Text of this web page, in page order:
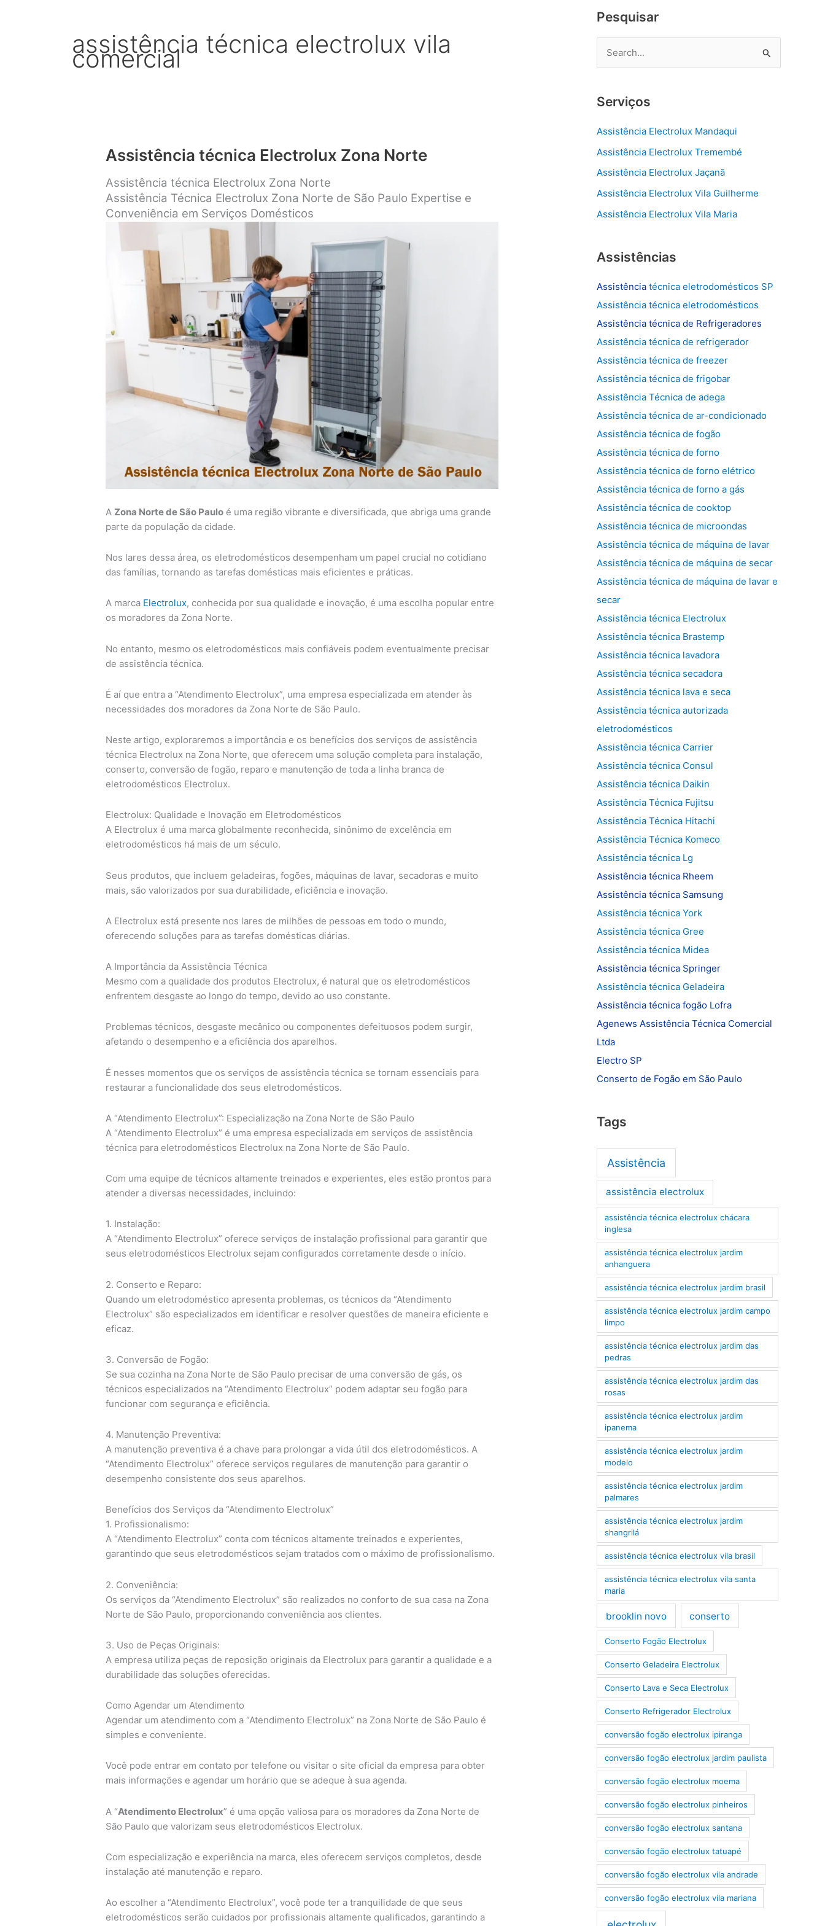
assistência técnica electrolux vila
comercial
Assistência técnica Electrolux Zona Norte
Assistência técnica Electrolux Zona Norte
Assistência Técnica Electrolux Zona Norte de São Paulo Expertise e
Conveniência em Serviços Domésticos
A Zona Norte de São Paulo é uma região vibrante e diversificada, que abriga uma grande
parte da população da cidade.
Nos lares dessa área, os eletrodomésticos desempenham um papel crucial no cotidiano
das famílias, tornando as tarefas domésticas mais eficientes e práticas.
A marca Electrolux, conhecida por sua qualidade e inovação, é uma escolha popular entre
os moradores da Zona Norte.
No entanto, mesmo os eletrodomésticos mais confiáveis podem eventualmente precisar
de assistência técnica.
É aí que entra a “Atendimento Electrolux”, uma empresa especializada em atender às
necessidades dos moradores da Zona Norte de São Paulo.
Neste artigo, exploraremos a importância e os benefícios dos serviços de assistência
técnica Electrolux na Zona Norte, que oferecem uma solução completa para instalação,
conserto, conversão de fogão, reparo e manutenção de toda a linha branca de
eletrodomésticos Electrolux.
Electrolux: Qualidade e Inovação em Eletrodomésticos
A Electrolux é uma marca globalmente reconhecida, sinônimo de excelência em
eletrodomésticos há mais de um século.
Seus produtos, que incluem geladeiras, fogões, máquinas de lavar, secadoras e muito
mais, são valorizados por sua durabilidade, eficiência e inovação.
A Electrolux está presente nos lares de milhões de pessoas em todo o mundo,
oferecendo soluções para as tarefas domésticas diárias.
A Importância da Assistência Técnica
Mesmo com a qualidade dos produtos Electrolux, é natural que os eletrodomésticos
enfrentem desgaste ao longo do tempo, devido ao uso constante.
Problemas técnicos, desgaste mecânico ou componentes defeituosos podem surgir,
afetando o desempenho e a eficiência dos aparelhos.
É nesses momentos que os serviços de assistência técnica se tornam essenciais para
restaurar a funcionalidade dos seus eletrodomésticos.
A “Atendimento Electrolux”: Especialização na Zona Norte de São Paulo
A “Atendimento Electrolux” é uma empresa especializada em serviços de assistência
técnica para eletrodomésticos Electrolux na Zona Norte de São Paulo.
Com uma equipe de técnicos altamente treinados e experientes, eles estão prontos para
atender a diversas necessidades, incluindo:
1. Instalação:
A “Atendimento Electrolux” oferece serviços de instalação profissional para garantir que
seus eletrodomésticos Electrolux sejam configurados corretamente desde o início.
2. Conserto e Reparo:
Quando um eletrodoméstico apresenta problemas, os técnicos da “Atendimento
Electrolux” são especializados em identificar e resolver questões de maneira eficiente e
eficaz.
3. Conversão de Fogão:
Se sua cozinha na Zona Norte de São Paulo precisar de uma conversão de gás, os
técnicos especializados na “Atendimento Electrolux” podem adaptar seu fogão para
funcionar com segurança e eficiência.
4. Manutenção Preventiva:
A manutenção preventiva é a chave para prolongar a vida útil dos eletrodomésticos. A
“Atendimento Electrolux” oferece serviços regulares de manutenção para garantir o
desempenho consistente dos seus aparelhos.
Benefícios dos Serviços da “Atendimento Electrolux”
1. Profissionalismo:
A “Atendimento Electrolux” conta com técnicos altamente treinados e experientes,
garantindo que seus eletrodomésticos sejam tratados com o máximo de profissionalismo.
2. Conveniência:
Os serviços da “Atendimento Electrolux” são realizados no conforto de sua casa na Zona
Norte de São Paulo, proporcionando conveniência aos clientes.
3. Uso de Peças Originais:
A empresa utiliza peças de reposição originais da Electrolux para garantir a qualidade e a
durabilidade das soluções oferecidas.
Como Agendar um Atendimento
Agendar um atendimento com a “Atendimento Electrolux” na Zona Norte de São Paulo é
simples e conveniente.
Você pode entrar em contato por telefone ou visitar o site oficial da empresa para obter
mais informações e agendar um horário que se adeque à sua agenda.
A “Atendimento Electrolux” é uma opção valiosa para os moradores da Zona Norte de
São Paulo que valorizam seus eletrodomésticos Electrolux.
Com especialização e experiência na marca, eles oferecem serviços completos, desde
instalação até manutenção e reparo.
Ao escolher a “Atendimento Electrolux”, você pode ter a tranquilidade de que seus
eletrodomésticos serão cuidados por profissionais altamente qualificados, garantindo a
Pesquisar
q
i
s
a
r
p
Serviços
Assistência Electrolux Mandaqui
Assistência Electrolux Tremembé
Assistência Electrolux Jaçanã
Assistência Electrolux Vila Guilherme
Assistência Electrolux Vila Maria
Assistências
Assistência técnica eletrodomésticos SP
Assistência técnica eletrodomésticos
Assistência técnica de Refrigeradores
Assistência técnica de refrigerador
Assistência técnica de freezer
Assistência técnica de frigobar
Assistência Técnica de adega
Assistência técnica de ar-condicionado
Assistência técnica de fogão
Assistência técnica de forno
Assistência técnica de forno elétrico
Assistência técnica de forno a gás
Assistência técnica de cooktop
Assistência técnica de microondas
Assistência técnica de máquina de lavar
Assistência técnica de máquina de secar
Assistência técnica de máquina de lavar e
secar
Assistência técnica Electrolux
Assistência técnica Brastemp
Assistência técnica lavadora
Assistência técnica secadora
Assistência técnica lava e seca
Assistência técnica autorizada
eletrodomésticos
Assistência técnica Carrier
Assistência técnica Consul
Assistência técnica Daikin
Assistência Técnica Fujitsu
Assistência Técnica Hitachi
Assistência Técnica Komeco
Assistência técnica Lg
Assistência técnica Rheem
Assistência técnica Samsung
Assistência técnica York
Assistência técnica Gree
Assistência técnica Midea
Assistência técnica Springer
Assistência técnica Geladeira
Assistência técnica fogão Lofra
Agenews Assistência Técnica Comercial
Ltda
Electro SP
Conserto de Fogão em São Paulo
Tags
Assistência
assistência electrolux
assistência técnica electrolux chácara
inglesa
assistência técnica electrolux jardim
anhanguera
assistência técnica electrolux jardim brasil
assistência técnica electrolux jardim campo
limpo
assistência técnica electrolux jardim das
pedras
assistência técnica electrolux jardim das
rosas
assistência técnica electrolux jardim
ipanema
assistência técnica electrolux jardim
modelo
assistência técnica electrolux jardim
palmares
assistência técnica electrolux jardim
shangrilá
assistência técnica electrolux vila brasil
assistência técnica electrolux vila santa
maria
brooklin novo conserto
Conserto Fogão Electrolux
Conserto Geladeira Electrolux
Conserto Lava e Seca Electrolux
Conserto Refrigerador Electrolux
conversão fogão electrolux ipiranga
conversão fogão electrolux jardim paulista
conversão fogão electrolux moema
conversão fogão electrolux pinheiros
conversão fogão electrolux santana
conversão fogão electrolux tatuapé
conversão fogão electrolux vila andrade
conversão fogão electrolux vila mariana